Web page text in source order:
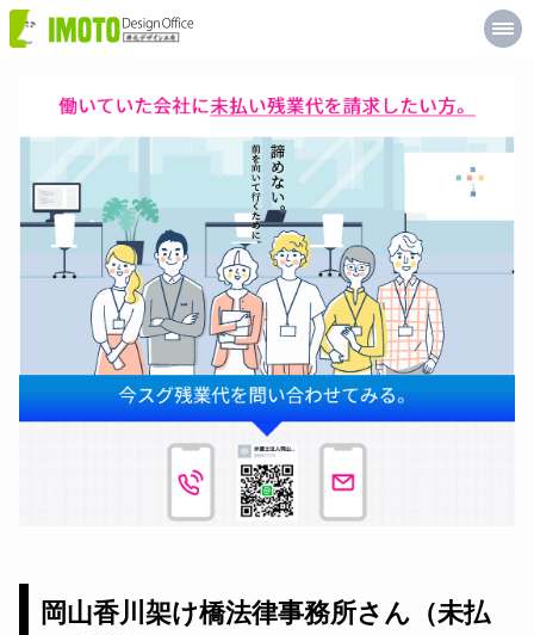
井
デ
岡山香川架け橋法律事務所さん（未払